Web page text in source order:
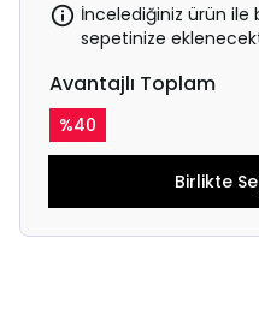
İncelediğiniz ürün ile
sepetinize
Avantajlı Toplam
%40
Birlikte